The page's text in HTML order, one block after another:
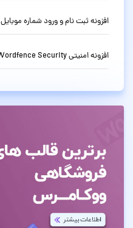
افزونه ثبت نام و ورود شماره موبایل Digits وردپرس نسخه 9.2
افزونه امنیتی Wordfence Security وردپرس نسخه 8.1.4